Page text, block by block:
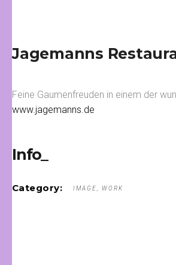
Jagemanns
Feine Gaumenfreuden in einem der
www.jagemanns.de
Info_
Category: IMAGE WORK